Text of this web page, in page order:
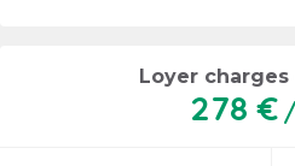
Loyer
278 €